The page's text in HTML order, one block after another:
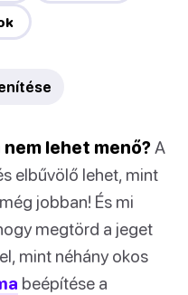
lehet menő?A
elbűvölő lehet, mint
jobban! És mi
megtörd a jeget
mint néhány okos
beépítése a